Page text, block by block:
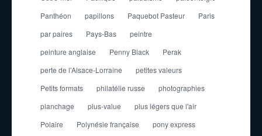
Panthéon
papillons Paquebot Pasteur
Paris
par paires
Pays-Bas
peintre
peinture anglaise
Penny Black
Perak
perte de l'Alsace-Lorraine
petites valeurs
Petits formats
philatélie russe
photographies
planchage
plus-value
plus légers que l'air
Polaire
Polynésie française
pony express